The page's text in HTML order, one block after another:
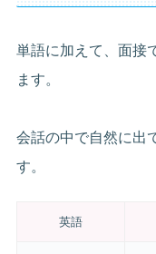
単語に加えて、面接
ます。
会話の中で自然に出
す。
英語